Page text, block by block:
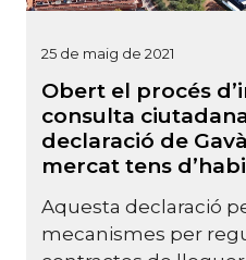
25 de maig de 2021
Obert el procés
consulta
declaració de
mercat tens
Aquesta declaració
mecanismes per